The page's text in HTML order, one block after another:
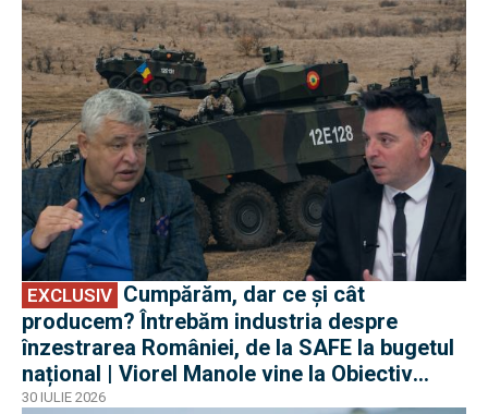
EXCLUSIV
EXCLUSIV
producem? Întrebăm industria despre
înzestrarea României, de la SAFE la bugetul
național | Viorel Manole vine la Obiectiv
EuroAtlantic la DefenseRomania
30 IULIE 2026